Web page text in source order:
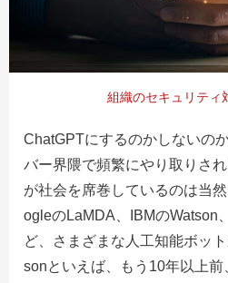
組織のセキュリティ
ChatGPTにするのかしないの
バー界隈で頻繁にやり取りさ
が社会を席巻しているのは当
ogleのLaMDA、IBMのWatson
ど、さまざまな人工知能ボッ
sonといえば、もう10年以上